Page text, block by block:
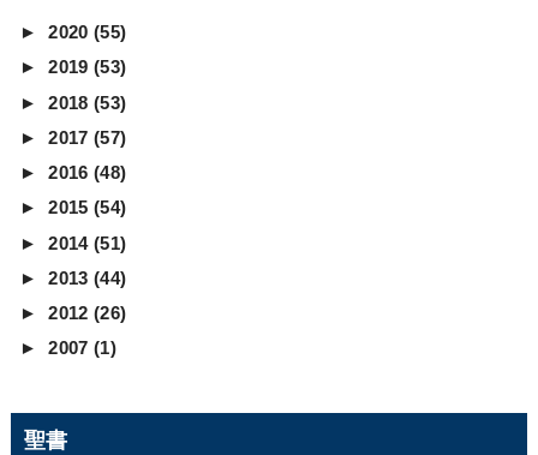
►2020(55)
►2019(53)
►2018(53)
►2017(57)
►2016(48)
►2015(54)
►2014(51)
►2013(44)
►2012(26)
►2007(1)
聖書